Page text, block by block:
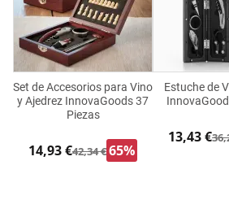
Set de Accesorios para Vino
y Ajedrez InnovaGoods 37
Piezas
14,93 €42,34 €65%
Estuche de
13,43 €